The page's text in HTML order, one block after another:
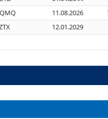
11.08.2026
12.01.2029